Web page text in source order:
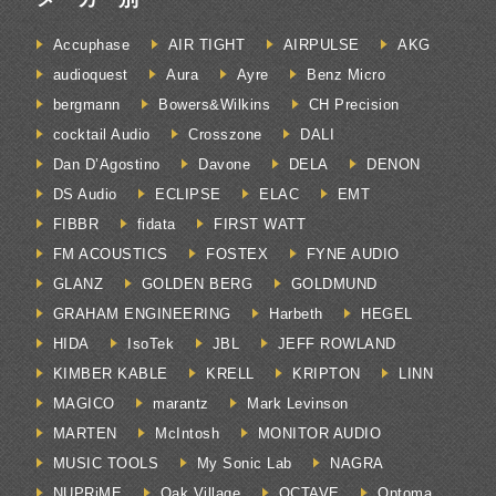
Accuphase AIR TIGHT AIRPULSE
AKG
audioquest
Aura Ayre
Benz Micro
bergmann
Bowers&Wilkins
CH Precision
cocktail Audio
Crosszone
DALI
Dan D’Agostino
Davone DELA
DENON
DS Audio
ECLIPSE ELAC
EMT
FIBBR
fidata
FIRST WATT
FM ACOUSTICS
FOSTEX
FYNE AUDIO
GLANZ
GOLDEN BERG
GOLDMUND
GRAHAM ENGINEERING
Harbeth
HEGEL
HIDA
IsoTek JBL
JEFF ROWLAND
KIMBER KABLE
KRELL KRIPTON
LINN
MAGICO
marantz
Mark Levinson
MARTEN
McIntosh
MONITOR AUDIO
MUSIC TOOLS
My Sonic Lab
NAGRA